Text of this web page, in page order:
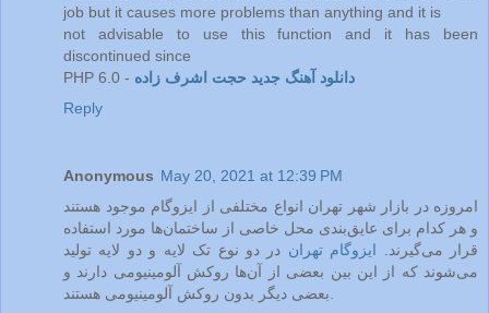
job but it causes more problems than anything and it is
not advisable to use this function and it has been
discontinued since
PHP 6.0 - دانلود آهنگ جدید حجت اشرف زاده
Reply
Anonymous May 20, 2021 at 12:39 PM
امروزه در بازار شهر تهران انواع مختلفی از ایزوگام موجود هستند
و هر کدام برای عایق‌بندی محل خاصی از ساختمان‌ها مورد استفاده
قرار می‌گیرند. ایزوگام‌ تهران در دو نوع تک لایه و دو لایه تولید
می‌شوند که از این بین بعضی از آن‌ها روکش آلومینیومی دارند و